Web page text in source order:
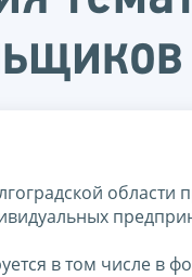
в том числе в